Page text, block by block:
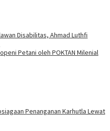
Disabilitas, Ahmad Luthfi
Petani oleh POKTAN Milenial
Penanganan Karhutla Lewat